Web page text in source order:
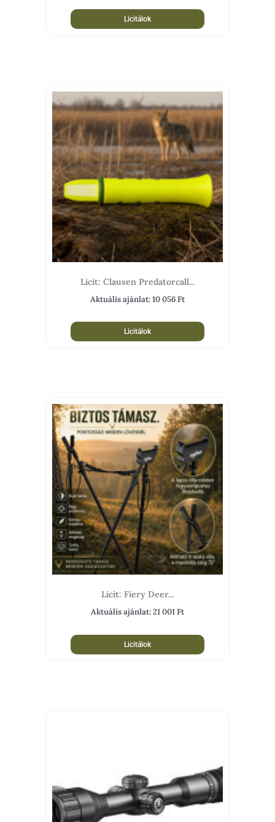
Licitálok
Licit: Clausen Predatorcall...
Aktuális ajánlat:10 056Ft
Licitálok
Licit: Fiery Deer...
Aktuális ajánlat:21 001Ft
Licitálok